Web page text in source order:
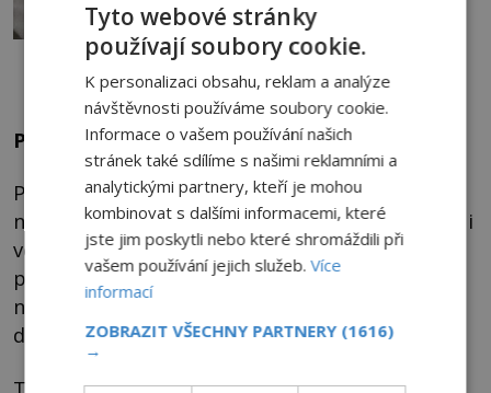
Ve věznici má strašit i uvězněný pes Pep, zde je fotka z jeho zatčení.
Opravdu tu dodnes bloudí po chodbách?
Pes odsouzený na doživotí
Postupem doby ve věznici přibývalo
nadpřirozených úkazů. Prý tam strašili dozorci i
vězni. Ačkoliv údajné setkání s duchem, které
popsal Al Capone, je nejslavnějším příkladem,
není ani zdaleka jediným. Blok číslo 12 měl
děsivou pověst už na konci 19. století.
Tyto webové stránky
používají soubory cookie.
K personalizaci obsahu, reklam a analýze
návštěvnosti používáme soubory cookie.
Informace o vašem používání našich
stránek také sdílíme s našimi reklamními a
analytickými partnery, kteří je mohou
kombinovat s dalšími informacemi, které
jste jim poskytli nebo které shromáždili při
vašem používání jejich služeb.Více
informací
ZOBRAZIT VŠECHNY PARTNERY (1616)
→